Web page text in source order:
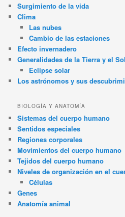
Surgimiento de la vida
Clima
Las nubes
Cambio de las estaciones
Efecto invernadero
Generalidades de la Tierra y el Sol
Eclipse solar
Los astrónomos y sus
BIOLOGÍA Y ANATOMÍA
Sistemas del cuerpo humano
Sentidos especiales
Regiones corporales
Movimientos del cuerpo humano
Tejidos del cuerpo humano
Niveles de organización en el
Células
Genes
Anatomía animal